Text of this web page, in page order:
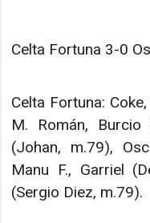
Celta Fortuna 3-0
Celta Fortuna:
M. Román, Burcio
(Johan, m.79),
Manu F., Garriel
(Sergio Diez, m.79).